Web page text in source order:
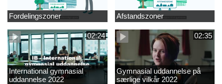
Fordelingszoner Afstandszoner
02:24
International gymnasial
uddannelse 2022
02:35
Gymnasial uddannelse på
særlige vilkår 2022